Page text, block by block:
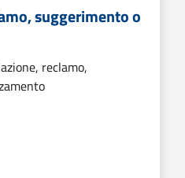
suggerimento o
reclamo,